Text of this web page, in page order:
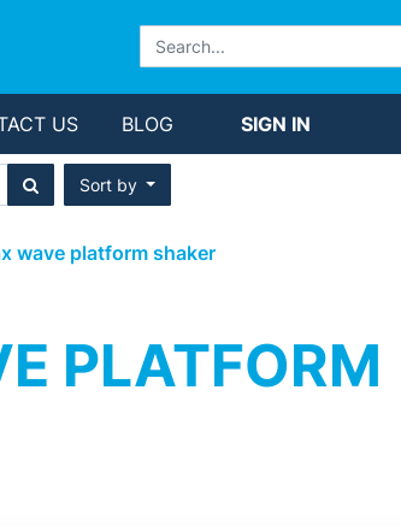
US BLOG SIGN IN
Sort by
wave platform shaker
PLATFORM